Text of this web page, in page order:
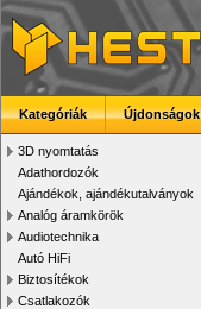
Kategóriák Újdonságok
3D nyomtatás
Adathordozók
Ajándékok, ajándékutalványok
Analóg áramkörök
Audiotechnika
Autó HiFi
Biztosítékok
Csatlakozók